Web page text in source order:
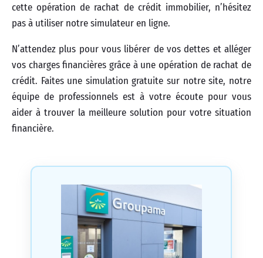
cette opération de rachat de crédit immobilier, n’hésitez
pas à utiliser notre simulateur en ligne.
N’attendez plus pour vous libérer de vos dettes et alléger
vos charges financières grâce à une opération de rachat de
crédit. Faites une simulation gratuite sur notre site, notre
équipe de professionnels est à votre écoute pour vous
aider à trouver la meilleure solution pour votre situation
financière.